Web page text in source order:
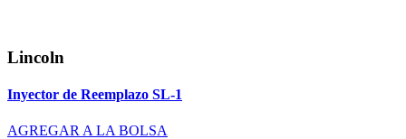
Lincoln
Inyector de Reemplazo SL-1
AGREGAR A LA BOLSA